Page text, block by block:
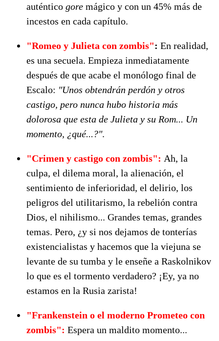
auténtico gore mágico y con un 45% más de
incestos en cada capítulo.
"Romeo y Julieta con zombis": En realidad,
es una secuela. Empieza inmediatamente
después de que acabe el monólogo final de
Escalo: "Unos obtendrán perdón y otros
castigo, pero nunca hubo historia más
dolorosa que esta de Julieta y su Rom... Un
momento, ¿qué...?".
"Crimen y castigo con zombis": Ah, la
culpa, el dilema moral, la alienación, el
sentimiento de inferioridad, el delirio, los
peligros del utilitarismo, la rebelión contra
Dios, el nihilismo... Grandes temas, grandes
temas. Pero, ¿y si nos dejamos de tonterías
existencialistas y hacemos que la viejuna se
levante de su tumba y le enseñe a Raskolnikov
lo que es el tormento verdadero? ¡Ey, ya no
estamos en la Rusia zarista!
"Frankenstein o el moderno Prometeo con
zombis": Espera un maldito momento...